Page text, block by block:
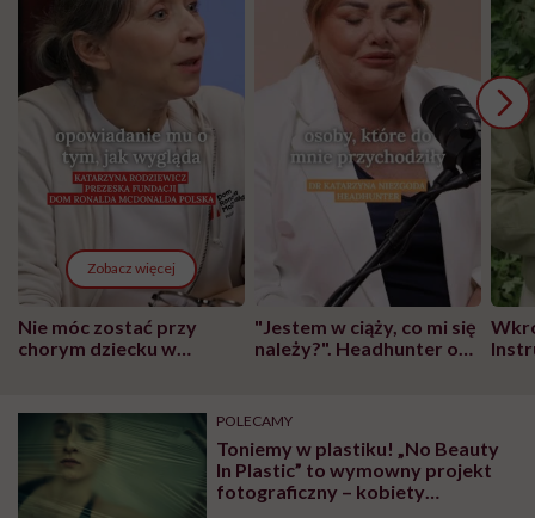
Zobacz więcej
Nie móc zostać przy
chorym dziecku w
może chyba tylko
głupota i brak
wyobraźni"
"Jestem w ciąży, co mi się
należy?". Headhunter o
pracy
POLECAMY
Toniemy w plastiku! „No Beauty
In Plastic” to wymowny projekt
fotograficzny – kobiety